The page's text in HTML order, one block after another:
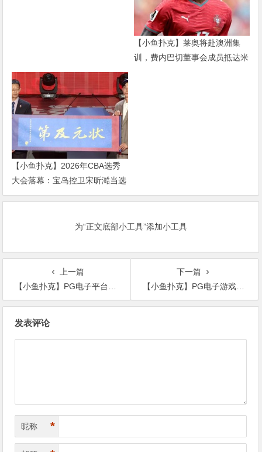
【小鱼扑克】莱奥将赴澳洲集
训，费内巴切董事会成员抵达米
【小鱼扑克】2026年CBA选秀
大会落幕：宝岛控卫宋昕澔当选
状元，18人中选创历史新低
为“正文底部小工具”添加小工具
上一篇
【小鱼扑克】PG电子平台游戏数据分析：关键指标、方法与报告框架
下一篇
【小鱼扑克】PG电子游戏平台安全性能测试：保障用户数据与系统稳定
发表评论
昵称 *